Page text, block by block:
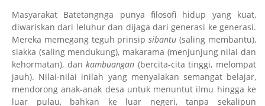
Masyarakat Batetangnga punya filosofi hidup yang kuat,
diwariskan dari leluhur dan dijaga dari generasi ke generasi.
Mereka memegang teguh prinsipsibantu (saling membantu),
siakka (saling mendukung), makarama (menjunjung nilai dan
kehormatan), dankambuangan (bercita-cita tinggi, melompat
jauh). Nilai-nilai inilah yang menyalakan semangat belajar,
mendorong anak-anak desa untuk menuntut ilmu hingga ke
luar pulau, bahkan ke luar negeri, tanpa sekalipun